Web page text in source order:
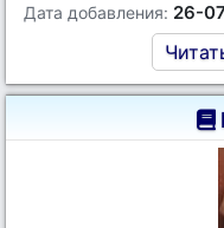
Дата добавления: 26-